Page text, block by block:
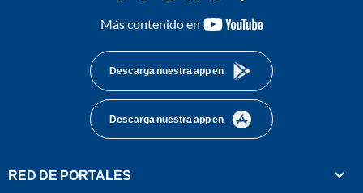
Más contenido en
youtube-
Descarga nuestra app en
Descarga nuestra app en
RED DE PORTALES